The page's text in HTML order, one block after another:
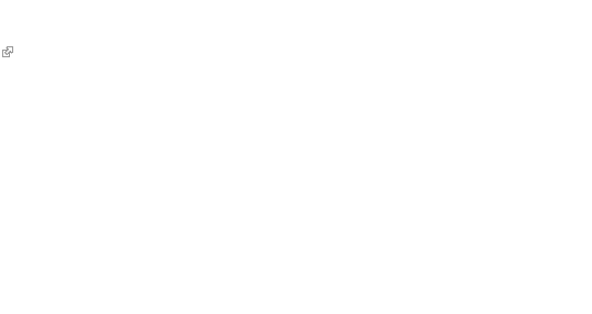
(link is external)